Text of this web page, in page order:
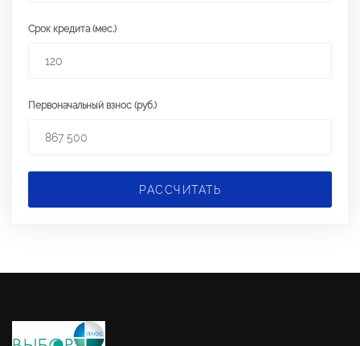
Срок кредита (мес.)
Первоначальный взнос (руб.)
РАССЧИТАТЬ